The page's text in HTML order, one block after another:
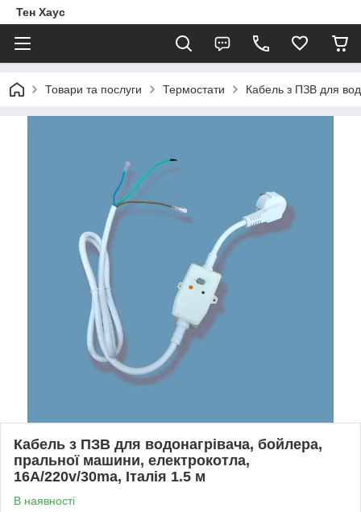
Тен Хаус
Товари та послуги Термостати Кабель з ПЗВ для
Кабель з ПЗВ для водонагрівача, бойлера,
пральної машини, електрокотла,
16А/220v/30ma, Італія 1.5 м
В наявності